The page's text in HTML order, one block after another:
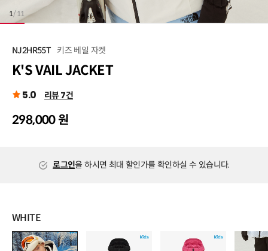
1/11
NJ2HR55T 키즈 베일 자켓
K'S VAIL JACKET
5.0 리뷰 7건
298,000 원
로그인을 하시면 최대 할인가를 확인하실 수 있습니다.
WHITE